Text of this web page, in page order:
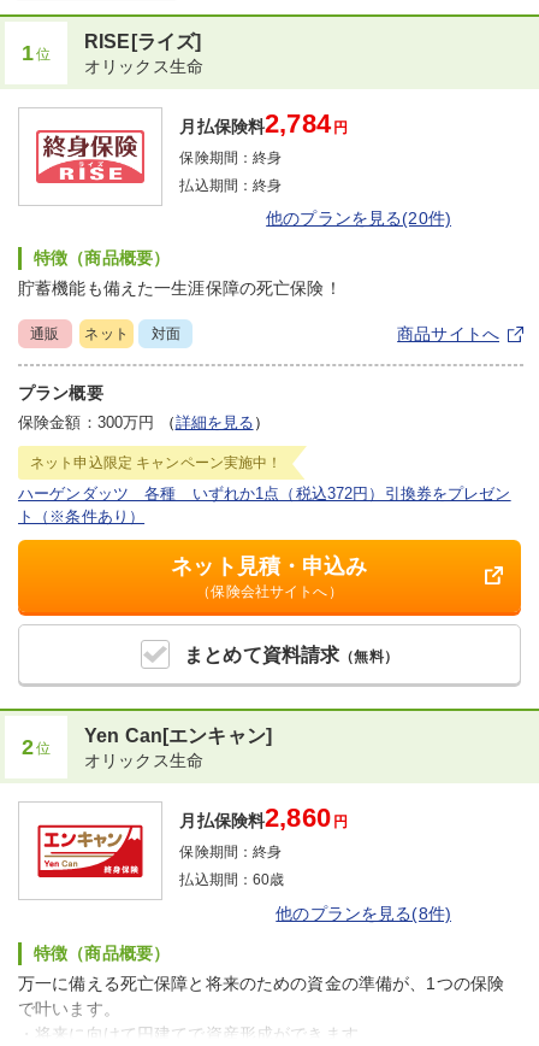
1位
まとめて資料請求 （無料）
RISE[ライズ]
オリックス生命
ネット見積・申込み
（保険会社サイトへ）
月払保険料2,784 円
保険期間：終身
払込期間：終身
他のプランを見る(20件)
特徴（商品概要）
貯蓄機能も備えた一生涯保障の死亡保険！
通販 ネット 対面 商品サイトへ
プラン概要
保険金額：300万円 （詳細を見る ）
ネット申込限定 キャンペーン実施中！
ハーゲンダッツ 各種 いずれか1点（税込372円）引換券をプレゼン
ト（※条件あり）
2位
Yen Can[エンキャン]
オリックス生命
月払保険料2,860 円
保険期間：終身
払込期間：60歳
他のプランを見る(8件)
特徴（商品概要）
万一に備える死亡保障と将来のための資金の準備が、1つの保険
で叶います。
・将来に向けて円建てで資産形成ができます